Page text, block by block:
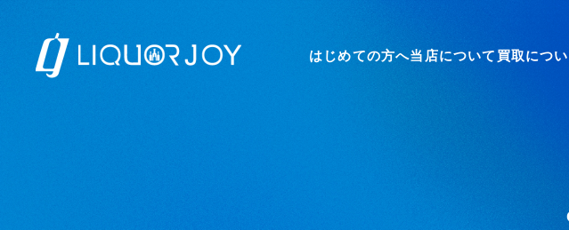
はじめての方へ当店について 買取につ